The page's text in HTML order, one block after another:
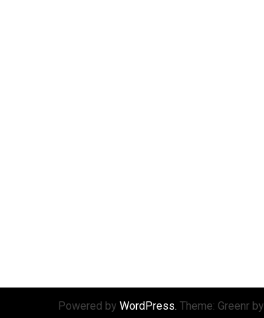
Powered by WordPress. Theme: Greenr by